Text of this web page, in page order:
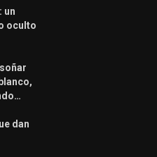
un
oculto
dan